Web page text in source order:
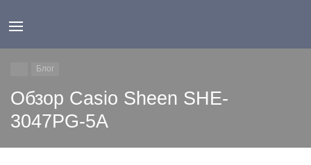
Блог
Обзор Casio Sheen SHE-
3047PG-5A